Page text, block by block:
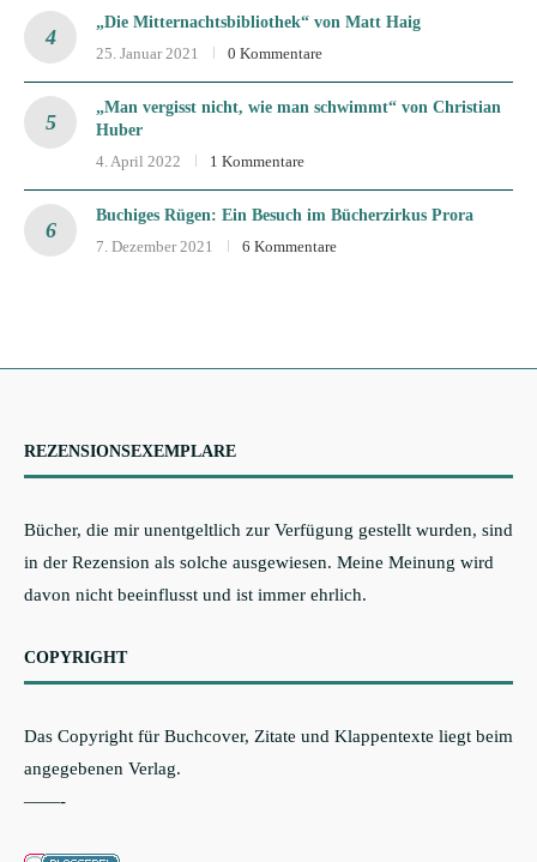
„Die Mitternachtsbibliothek“ von Matt Haig
25. Januar 2021
0 Kommentare
„Man vergisst nicht, wie man schwimmt“ von Christian
Huber
4. April 2022
1 Kommentare
Buchiges Rügen: Ein Besuch im Bücherzirkus Prora
7. Dezember 2021
6 Kommentare
REZENSIONSEXEMPLARE
Bücher, die mir unentgeltlich zur Verfügung gestellt wurden, sind
in der Rezension als solche ausgewiesen. Meine Meinung wird
davon nicht beeinflusst und ist immer ehrlich.
COPYRIGHT
Das Copyright für Buchcover, Zitate und Klappentexte liegt beim
angegebenen Verlag.
——-